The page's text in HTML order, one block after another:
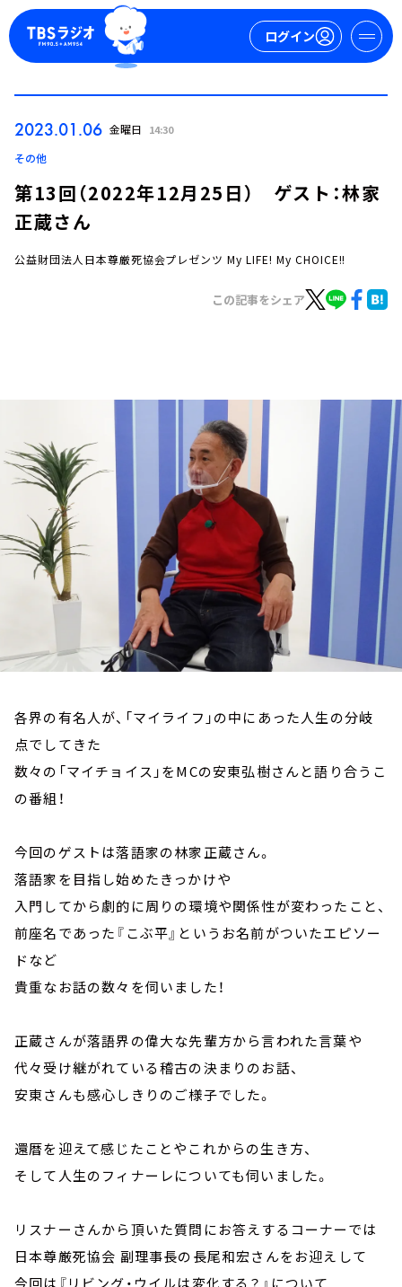
ログイン
お知らせ
イベント・グッズ
YouTube
会社情報
2023.01.06 金曜日 14:30
その他
第13回（2022年12月25日） ゲスト：林家
正蔵さん
公益財団法人日本尊厳死協会プレゼンツ My LIFE! My CHOICE!!
この記事をシェア
各界の有名人が、「マイライフ」の中にあった人生の分岐
点でしてきた
数々の「マイチョイス」をMCの安東弘樹さんと語り合うこ
の番組！
今回のゲストは落語家の林家正蔵さん。
落語家を目指し始めたきっかけや
入門してから劇的に周りの環境や関係性が変わったこと、
前座名であった『こぶ平』というお名前がついたエピソー
ドなど
貴重なお話の数々を伺いました！
正蔵さんが落語界の偉大な先輩方から言われた言葉や
代々受け継がれている稽古の決まりのお話、
安東さんも感心しきりのご様子でした。
還暦を迎えて感じたことやこれからの生き方、
そして人生のフィナーレについても伺いました。
リスナーさんから頂いた質問にお答えするコーナーでは
日本尊厳死協会 副理事長の長尾和宏さんをお迎えして
今回は『リビング・ウイルは変化する？』について